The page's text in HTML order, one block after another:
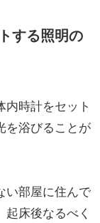
する照明の
時計をセット
を浴びることが
い部屋に住んで
床後なるべく